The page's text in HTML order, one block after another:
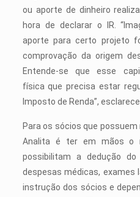
ou aporte de dinheiro
hora de declarar o IR.
aporte para certo projeto
comprovação da origem
Entende-se que esse
física que precisa estar
Imposto de Renda”, esclarece.
Para os sócios que
Analita é ter em mãos o
possibilitam a dedução
despesas médicas, exames
instrução dos sócios e